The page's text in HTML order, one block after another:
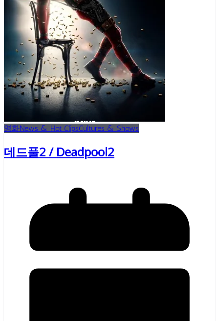
영화News & Hot ClipsCultures & Shows
데드풀2 / Deadpool2